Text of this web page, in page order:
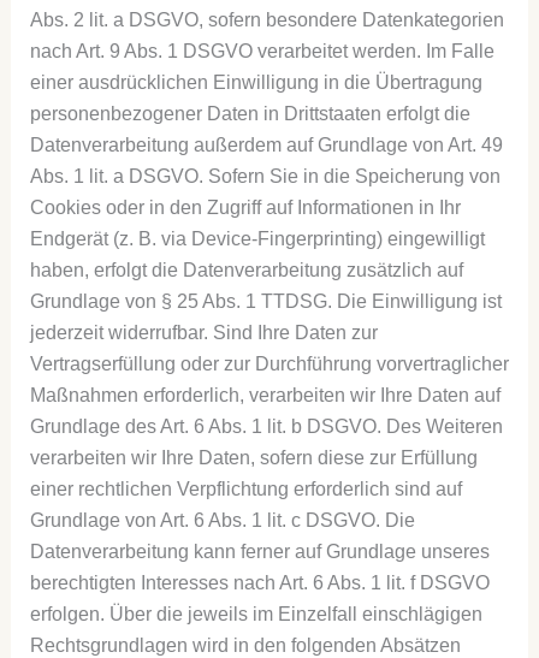
Abs. 2 lit. a DSGVO, sofern besondere Datenkategorien
nach Art. 9 Abs. 1 DSGVO verarbeitet werden. Im Falle
einer ausdrücklichen Einwilligung in die Übertragung
personenbezogener Daten in Drittstaaten erfolgt die
Datenverarbeitung außerdem auf Grundlage von Art. 49
Abs. 1 lit. a DSGVO. Sofern Sie in die Speicherung von
Cookies oder in den Zugriff auf Informationen in Ihr
Endgerät (z. B. via Device-Fingerprinting) eingewilligt
haben, erfolgt die Datenverarbeitung zusätzlich auf
Grundlage von § 25 Abs. 1 TTDSG. Die Einwilligung ist
jederzeit widerrufbar. Sind Ihre Daten zur
Vertragserfüllung oder zur Durchführung vorvertraglicher
Maßnahmen erforderlich, verarbeiten wir Ihre Daten auf
Grundlage des Art. 6 Abs. 1 lit. b DSGVO. Des Weiteren
verarbeiten wir Ihre Daten, sofern diese zur Erfüllung
einer rechtlichen Verpflichtung erforderlich sind auf
Grundlage von Art. 6 Abs. 1 lit. c DSGVO. Die
Datenverarbeitung kann ferner auf Grundlage unseres
berechtigten Interesses nach Art. 6 Abs. 1 lit. f DSGVO
erfolgen. Über die jeweils im Einzelfall einschlägigen
Rechtsgrundlagen wird in den folgenden Absätzen